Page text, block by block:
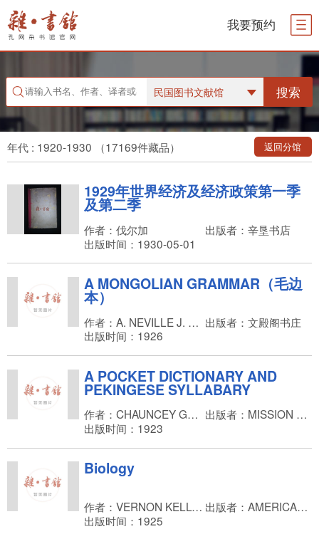
我要预约
民国图书文献馆 搜索
年代 : 1920-1930 （17169件藏品） 返回分馆
1929年世界经济及经济政策第一季
及第二季
作者：伐尔加
出版者：辛垦书店
出版时间：1930-05-01
A MONGOLIAN GRAMMAR（毛边
本）
作者：A. NEVILLE J. WHYMANT. 出版者：文殿阁书庄
出版时间：1926
A POCKET DICTIONARY AND
PEKINGESE SYLLABARY
作者：CHAUNCEY GOODRISH
出版者：MISSION PERSS
出版时间：1923
Biology
作者：VERNON KELLOGG
出版者：AMERICAN LIBRARY ASSOCIATION
出版时间：1925